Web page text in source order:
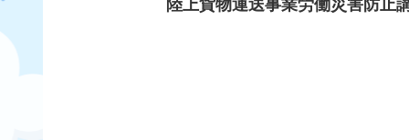
陸上貨物運送事業労働災害防止